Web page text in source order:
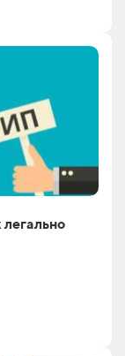
легально